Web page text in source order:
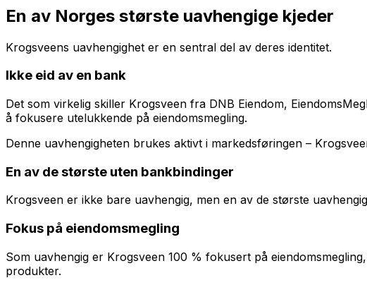
En av Norges største uavhengige kjeder
Krogsveens uavhengighet er en sentral del av deres identitet.
Ikke eid av en bank
Det som virkelig skiller Krogsveen fra DNB Eiendom,
å fokusere utelukkende på eiendomsmegling.
Denne uavhengigheten brukes aktivt i markedsføringen –
En av de største uten bankbindinger
Krogsveen er ikke bare uavhengig, men en av de største
Fokus på eiendomsmegling
Som uavhengig er Krogsveen 100 % fokusert på
produkter.